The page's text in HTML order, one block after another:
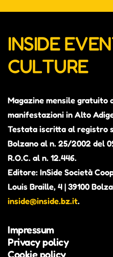
INSIDE
CULTURE
Magazine mensile gratuito
manifestazioni in Alto
Testata iscritta al registro
Bolzano al n. 25/2002 del
R.O.C. al n. 12.446.
Editore: InSide Società
Louis Braille, 4 | 39100
inside@inside.bz.it.
Impressum
Privacy policy